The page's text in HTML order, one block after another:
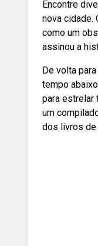
Encontre
nova cidade.
como um
assinou a
De volta
tempo
para estrelar
um
dos livros de